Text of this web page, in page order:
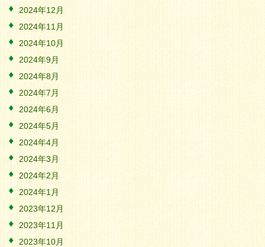
2024年12月
2024年11月
2024年10月
2024年9月
2024年8月
2024年7月
2024年6月
2024年5月
2024年4月
2024年3月
2024年2月
2024年1月
2023年12月
2023年11月
2023年10月